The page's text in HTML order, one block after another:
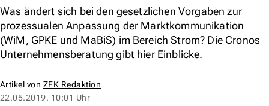
Was ändert sich bei den gesetzlichen Vorgaben zur
prozessualen Anpassung der Marktkommunikation
(WiM, GPKE und MaBiS) im Bereich Strom? Die Cronos
Unternehmensberatung gibt hier Einblicke.
Artikel von ZFK Redaktion
22.05.2019, 10:01 Uhr